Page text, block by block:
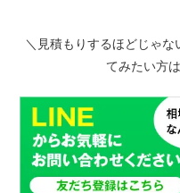
＼見積もりするほどじゃ
てみたい方